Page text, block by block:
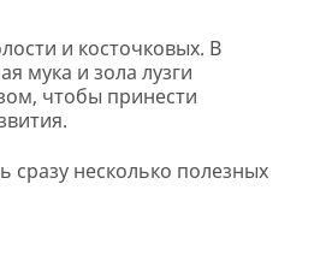
и косточковых. В
мука и зола лузги
чтобы принести
сразу несколько полезных